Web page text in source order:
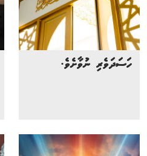
ހަސަދަވެރި ނުވާށެވެ.